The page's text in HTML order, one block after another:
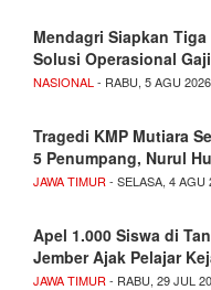
Mendagri Siapkan
Solusi Operasional
NASIONAL - RABU, 5 AGU 2026
Tragedi KMP Mutiara
5 Penumpang, Nurul
JAWA TIMUR - SELASA, 4 AGU
Apel 1.000 Siswa di
Jember Ajak Pelajar
JAWA TIMUR - RABU, 29 JUL